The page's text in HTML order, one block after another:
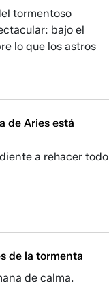
tormentoso
bajo el
lo que los astros
de Aries está
a rehacer
de la tormenta
de calma.